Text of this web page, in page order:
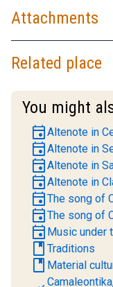
Attachments
Related place
You might
eventAltenote in
eventAltenote in
eventAltenote in
eventAltenote in
eventThe song of
eventThe song of
event Music under
book Traditions
book Material